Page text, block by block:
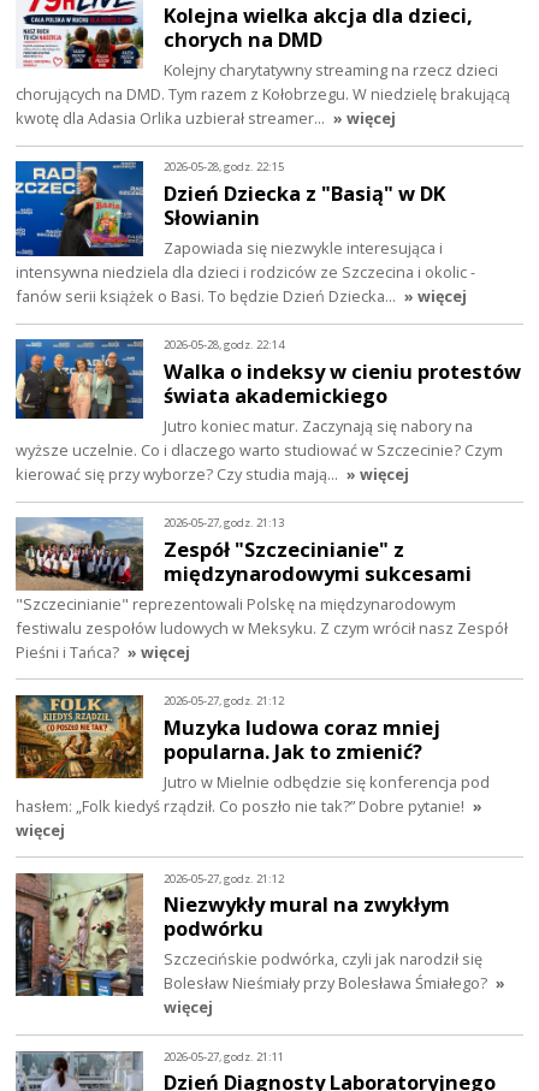
Kolejna wielka akcja dla dzieci,
chorych na DMD
Kolejny charytatywny streaming na rzecz dzieci
chorujących na DMD. Tym razem z Kołobrzegu. W niedzielę brakującą
kwotę dla Adasia Orlika uzbierał streamer… » więcej
2026-05-28, godz. 22:15
Dzień Dziecka z "Basią" w DK
Słowianin
Zapowiada się niezwykle interesująca i
intensywna niedziela dla dzieci i rodziców ze Szczecina i okolic -
fanów serii książek o Basi. To będzie Dzień Dziecka… » więcej
2026-05-28, godz. 22:14
Walka o indeksy w cieniu protestów
świata akademickiego
Jutro koniec matur. Zaczynają się nabory na
wyższe uczelnie. Co i dlaczego warto studiować w Szczecinie? Czym
kierować się przy wyborze? Czy studia mają… » więcej
2026-05-27, godz. 21:13
Zespół "Szczecinianie" z
międzynarodowymi sukcesami
"Szczecinianie" reprezentowali Polskę na międzynarodowym
festiwalu zespołów ludowych w Meksyku. Z czym wrócił nasz Zespół
Pieśni i Tańca? » więcej
2026-05-27, godz. 21:12
Muzyka ludowa coraz mniej
popularna. Jak to zmienić?
Jutro w Mielnie odbędzie się konferencja pod
hasłem: „Folk kiedyś rządził. Co poszło nie tak?” Dobre pytanie! »
więcej
2026-05-27, godz. 21:12
Niezwykły mural na zwykłym
podwórku
Szczecińskie podwórka, czyli jak narodził się
Bolesław Nieśmiały przy Bolesława Śmiałego? »
więcej
2026-05-27, godz. 21:11
Dzień Diagnosty Laboratoryjnego